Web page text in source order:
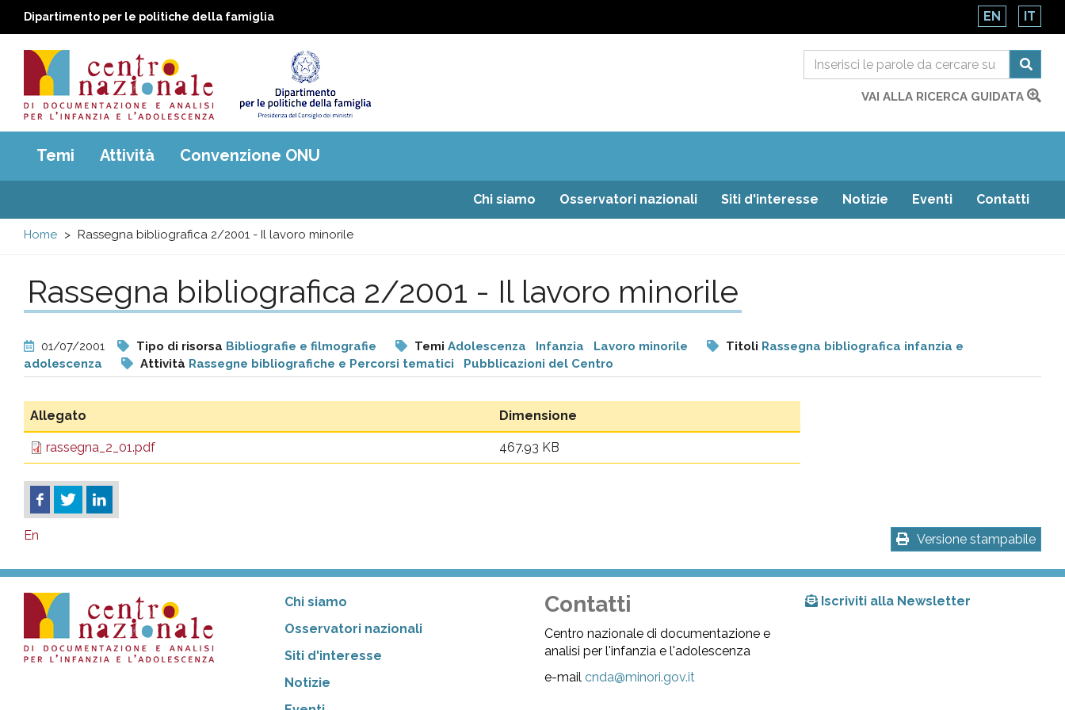
Dipartimento per le politiche della famiglia EN IT
Centro
nazionale
di
e
analisi
pr
l'infanzia
e
l'adolescenza
VAI ALLA RICERCA GUIDATA
Main
menu
Temi Attività Convenzione ONU
Chi siamo Osservatori nazionali Siti d'interesse Notizie Eventi Contatti
Home Rassegna bibliografica 2/2001 - Il lavoro minorile
Rassegna bibliografica 2/2001 - Il lavoro minorile
01/07/2001 Tipo di risorsa Bibliografie e filmografie Temi Adolescenza Infanzia Lavoro minorile Titoli Rassegna bibliografica infanzia e
adolescenza
Attività Rassegne bibliografiche e Percorsi tematici Pubblicazioni del Centro
Allegato Dimensione
rassegna_2_01.pdf 467.93 KB
Versione stampabile
En
Chi siamo
Osservatori nazionali
Siti d'interesse
Notizie
Contatti
Centro nazionale di documentazione e
analisi per l'infanzia e l'adolescenza
e-mailcnda@minori.gov.it
Iscriviti alla Newsletter